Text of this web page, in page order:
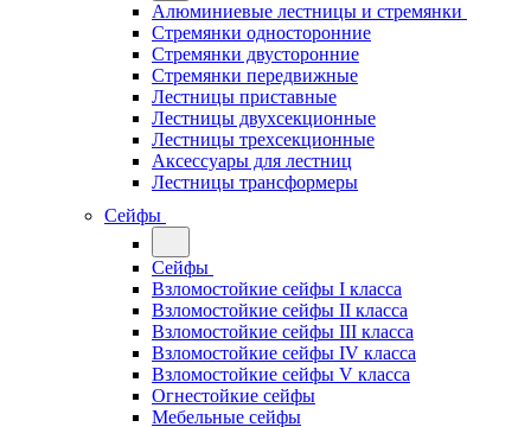
Алюминиевые лестницы и стремянки
Стремянки односторонние
Стремянки двусторонние
Стремянки передвижные
Лестницы приставные
Лестницы двухсекционные
Лестницы трехсекционные
Аксессуары для лестниц
Лестницы трансформеры
Сейфы
Сейфы
Взломостойкие сейфы I класса
Взломостойкие сейфы II класса
Взломостойкие сейфы III класса
Взломостойкие сейфы IV класса
Взломостойкие сейфы V класса
Огнестойкие сейфы
Мебельные сейфы